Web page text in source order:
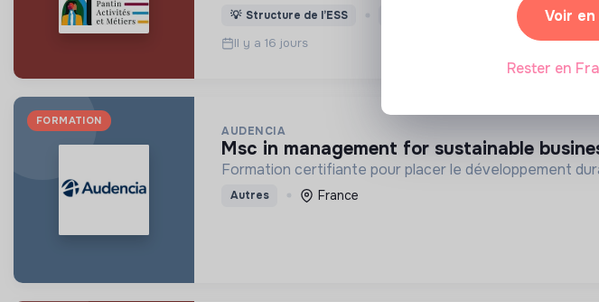
💡 Structure de l’ESS Pantin, France
Il y a 16 jours
FORMATION
AUDENCIA
msc in management for sustainable
Formation certifiante pour placer le développement
Autres France
Voir
Rester en